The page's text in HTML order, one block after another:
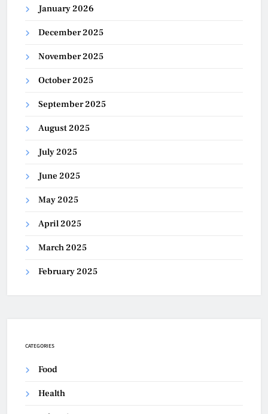
January 2026
December 2025
November 2025
October 2025
September 2025
August 2025
July 2025
June 2025
May 2025
April 2025
March 2025
February 2025
CATEGORIES
Food
Health